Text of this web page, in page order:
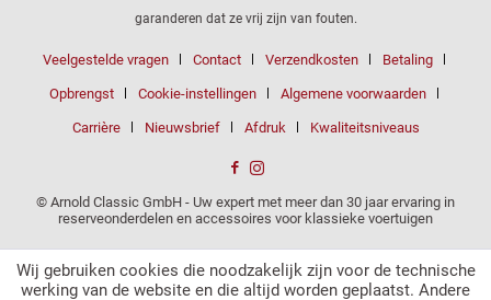
garanderen dat ze vrij zijn van fouten.
Veelgestelde vragen Contact Verzendkosten Betaling
Opbrengst Cookie-instellingen Algemene voorwaarden
Carrière Nieuwsbrief Afdruk Kwaliteitsniveaus
© Arnold Classic GmbH - Uw expert met meer dan 30 jaar ervaring in
reserveonderdelen en accessoires voor klassieke voertuigen
Wij gebruiken cookies die noodzakelijk zijn voor de technische
werking van de website en die altijd worden geplaatst. Andere